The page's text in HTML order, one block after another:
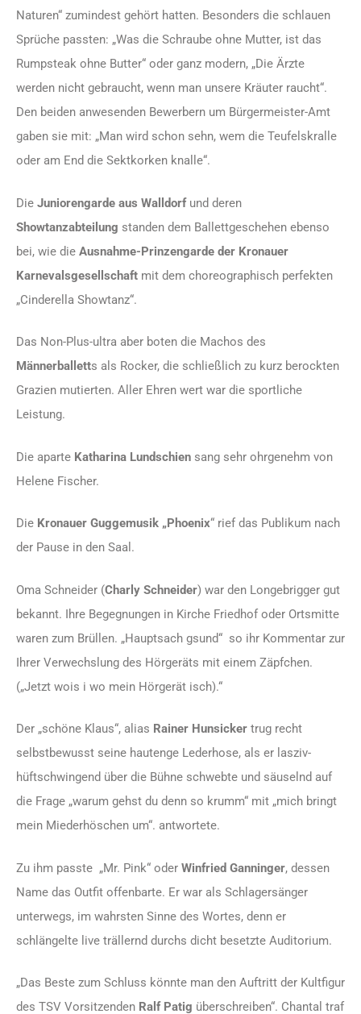
Naturen“ zumindest gehört hatten. Besonders die schlauen
Sprüche passten: „Was die Schraube ohne Mutter, ist das
Rumpsteak ohne Butter“ oder ganz modern, „Die Ärzte
werden nicht gebraucht, wenn man unsere Kräuter raucht“.
Den beiden anwesenden Bewerbern um Bürgermeister-Amt
gaben sie mit: „Man wird schon sehn, wem die Teufelskralle
oder am End die Sektkorken knalle“.
Die Juniorengarde aus Walldorfund deren
Showtanzabteilung standen dem Ballettgeschehen ebenso
bei, wie die Ausnahme-Prinzengarde der Kronauer
Karnevalsgesellschaft mit dem choreographisch perfekten
„Cinderella Showtanz“.
Das Non-Plus-ultra aber boten die Machos des
Männerballetts als Rocker, die schließlich zu kurz berockten
Grazien mutierten. Aller Ehren wert war die sportliche
Leistung.
Die aparte Katharina Lundschien sang sehr ohrgenehm von
Helene Fischer.
Die Kronauer Guggemusik „Phoenix“ rief das Publikum nach
der Pause in den Saal.
Oma Schneider (Charly Schneider) war den Longebrigger gut
bekannt. Ihre Begegnungen in Kirche Friedhof oder Ortsmitte
waren zum Brüllen. „Hauptsach gsund“ so ihr Kommentar zur
Ihrer Verwechslung des Hörgeräts mit einem Zäpfchen.
(„Jetzt wois i wo mein Hörgerät isch).“
Der „schöne Klaus“, alias Rainer Hunsicker trug recht
selbstbewusst seine hautenge Lederhose, als er lasziv-
hüftschwingend über die Bühne schwebte und säuselnd auf
die Frage „warum gehst du denn so krumm“ mit „mich bringt
mein Miederhöschen um“. antwortete.
Zu ihm passte „Mr. Pink“ oder Winfried Ganninger, dessen
Name das Outfit offenbarte. Er war als Schlagersänger
unterwegs, im wahrsten Sinne des Wortes, denn er
schlängelte live trällernd durchs dicht besetzte Auditorium.
„Das Beste zum Schluss könnte man den Auftritt der Kultfigur
des TSV Vorsitzenden Ralf Patig überschreiben“. Chantal traf